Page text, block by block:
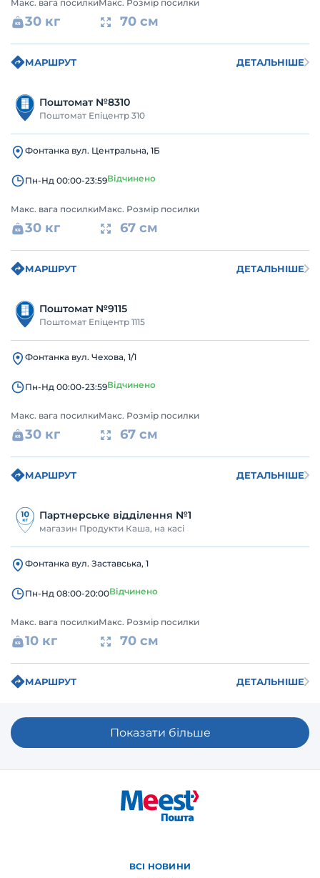
Макс. вага посилки
30 кг
Макс. Розмір посилки
70 см
МАРШРУТ ДЕТАЛЬНІШЕ
Поштомат №8310
Поштомат Епіцентр 310
Фонтанка вул. Центральна, 1Б
Пн-Нд 00:00-23:59Відчинено
Макс. вага посилки
30 кг
Макс. Розмір посилки
67 см
МАРШРУТ ДЕТАЛЬНІШЕ
Поштомат №9115
Поштомат Епіцентр 1115
Фонтанка вул. Чехова, 1/1
Пн-Нд 00:00-23:59Відчинено
Макс. вага посилки
30 кг
Макс. Розмір посилки
67 см
МАРШРУТ ДЕТАЛЬНІШЕ
Партнерське відділення №1
магазин Продукти Каша, на касі
Фонтанка вул. Заставська, 1
Пн-Нд 08:00-20:00Відчинено
Макс. вага посилки
10 кг
Макс. Розмір посилки
70 см
МАРШРУТ ДЕТАЛЬНІШЕ
Показати більше
ВСІ НОВИНИ